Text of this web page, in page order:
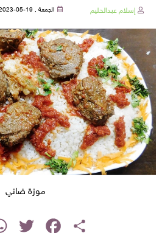
إسلام عبدالحليم الجمعة , 19-05-2023
موزة ضاني
Share
Facebook
Twitter